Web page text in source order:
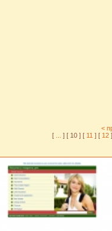
<
[
] [ 10 ] [ 11 ] [ 12